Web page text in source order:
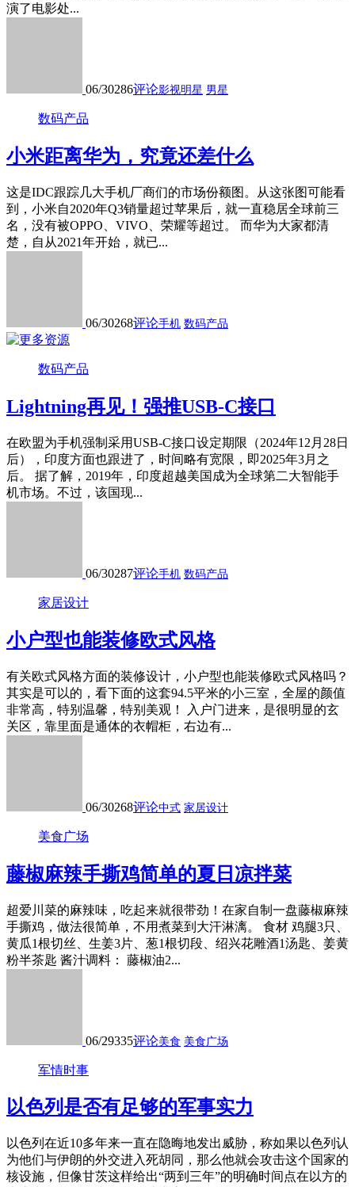
演了电影处...
06/30286评论影视明星 男星
数码产品
小米距离华为，究竟还差什么
这是IDC跟踪几大手机厂商们的市场份额图。从这张图可能看
到，小米自2020年Q3销量超过苹果后，就一直稳居全球前三
名，没有被OPPO、VIVO、荣耀等超过。 而华为大家都清
楚，自从2021年开始，就已...
06/30268评论手机 数码产品
数码产品
Lightning再见！强推USB-C接口
在欧盟为手机强制采用USB-C接口设定期限（2024年12月28日
后），印度方面也跟进了，时间略有宽限，即2025年3月之
后。 据了解，2019年，印度超越美国成为全球第二大智能手
机市场。不过，该国现...
06/30287评论手机 数码产品
家居设计
小户型也能装修欧式风格
有关欧式风格方面的装修设计，小户型也能装修欧式风格吗？
其实是可以的，看下面的这套94.5平米的小三室，全屋的颜值
非常高，特别温馨，特别美观！ 入户门进来，是很明显的玄
关区，靠里面是通体的衣帽柜，右边有...
06/30268评论中式 家居设计
美食广场
藤椒麻辣手撕鸡简单的夏日凉拌菜
超爱川菜的麻辣味，吃起来就很带劲！在家自制一盘藤椒麻辣
手撕鸡，做法很简单，不用煮菜到大汗淋漓。 食材 鸡腿3只、
黄瓜1根切丝、生姜3片、葱1根切段、绍兴花雕酒1汤匙、姜黄
粉半茶匙 酱汁调料： 藤椒油2...
06/29335评论美食 美食广场
军情时事
以色列是否有足够的军事实力
以色列在近10多年来一直在隐晦地发出威胁，称如果以色列认
为他们与伊朗的外交进入死胡同，那么他就会攻击这个国家的
核设施，但像甘茨这样给出“两到三年”的明确时间点在以方的